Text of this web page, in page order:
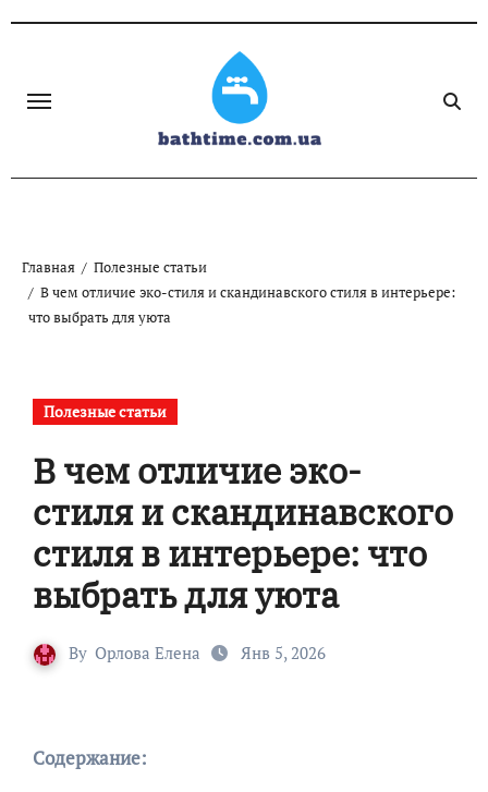
Главная
Полезные статьи
В чем отличие эко-стиля и скандинавского стиля в интерьере:
что выбрать для уюта
Полезные статьи
В чем отличие эко-
стиля и скандинавского
стиля в интерьере: что
выбрать для уюта
By Орлова Елена Янв 5, 2026
Содержание: